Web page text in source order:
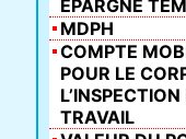
ÉPARGNE
MDPH
COMPTE
POUR LE
L’INSPECTION
TRAVAIL